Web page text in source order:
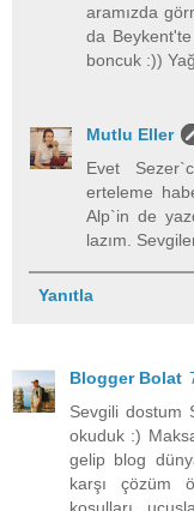
aramızda
da Beykent'te
boncuk :))
Mutlu Eller
Evet
erteleme
Alp`in de
lazım.
Yanıtla
Blogger Bolat
Sevgili dostum
okuduk :)
gelip blog
karşı çözüm